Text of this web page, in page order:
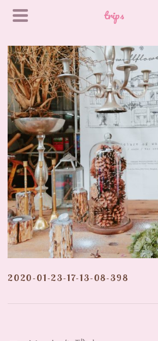
trips
2020-01-23-17-13-08-398